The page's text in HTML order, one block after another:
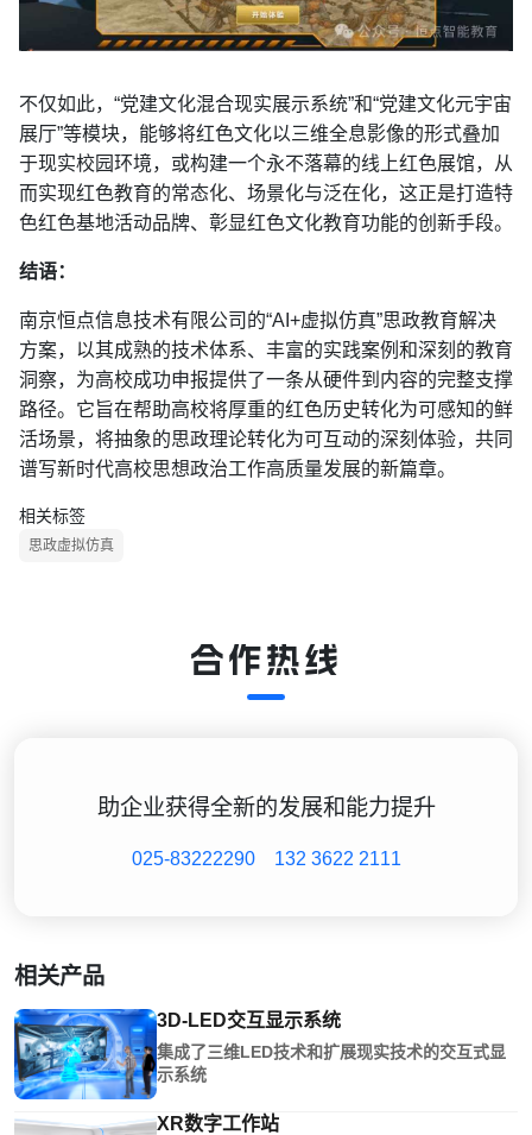
不仅如此，“党建文化混合现实展示系统”和“党建文化元宇宙
展厅”等模块，能够将红色文化以三维全息影像的形式叠加
于现实校园环境，或构建一个永不落幕的线上红色展馆，从
而实现红色教育的常态化、场景化与泛在化，这正是打造特
色红色基地活动品牌、彰显红色文化教育功能的创新手段。
结语：
南京恒点信息技术有限公司的“AI+虚拟仿真”思政教育解决
方案，以其成熟的技术体系、丰富的实践案例和深刻的教育
洞察，为高校成功申报提供了一条从硬件到内容的完整支撑
路径。它旨在帮助高校将厚重的红色历史转化为可感知的鲜
活场景，将抽象的思政理论转化为可互动的深刻体验，共同
谱写新时代高校思想政治工作高质量发展的新篇章。
相关标签
思政虚拟仿真
合作热线
助企业获得全新的发展和能力提升
025-83222290 132 3622 2111
相关产品
3D-LED交互显示系统
集成了三维LED技术和扩展现实技术的交互式显
示系统
XR数字工作站